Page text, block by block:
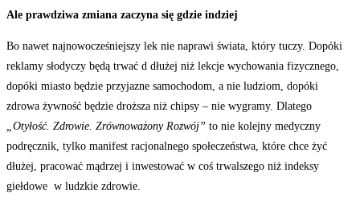
Ale prawdziwa zmiana zaczyna się gdzie indziej
Bo nawet najnowocześniejszy lek nie naprawi świata, który tuczy. Dopóki
reklamy słodyczy będą trwać d dłużej niż lekcje wychowania fizycznego,
dopóki miasto będzie przyjazne samochodom, a nie ludziom, dopóki
zdrowa żywność będzie droższa niż chipsy – nie wygramy. Dlatego
„Otyłość. Zdrowie. Zrównoważony Rozwój” to nie kolejny medyczny
podręcznik, tylko manifest racjonalnego społeczeństwa, które chce żyć
dłużej, pracować mądrzej i inwestować w coś trwalszego niż indeksy
giełdowe w ludzkie zdrowie.